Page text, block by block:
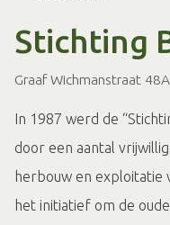
Stichting
Graaf Wichmanstraat
In 1987 werd de
door een aantal
herbouw en exploitatie
het initiatief om de